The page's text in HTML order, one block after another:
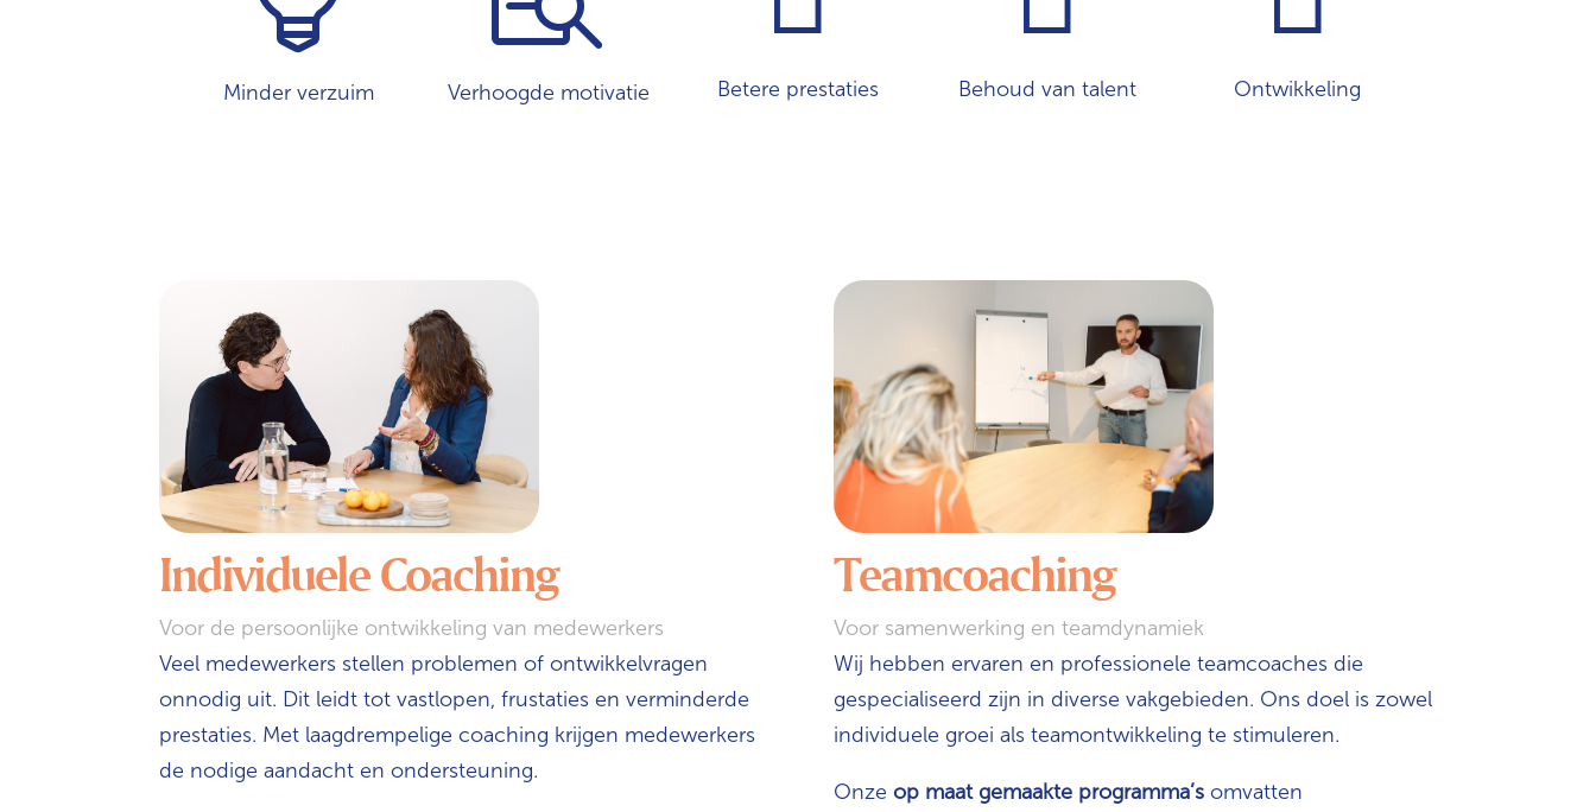
Minder verzuim Verhoogde motivatie Betere prestaties Behoud van talent Ontwikkeling
Individuele Coaching
Voor de persoonlijke ontwikkeling van medewerkers
Veel medewerkers stellen problemen of ontwikkelvragen
onnodig uit. Dit leidt tot vastlopen, frustaties en verminderde
prestaties. Met laagdrempelige coaching krijgen medewerkers
de nodige aandacht en ondersteuning.
Teamcoaching
Voor samenwerking en teamdynamiek
Wij hebben ervaren en professionele teamcoaches die
gespecialiseerd zijn in diverse vakgebieden. Ons doel is zowel
individuele groei als teamontwikkeling te stimuleren.
Onze op maat gemaakte programma’somvatten